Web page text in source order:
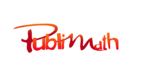
contenu
Publimath